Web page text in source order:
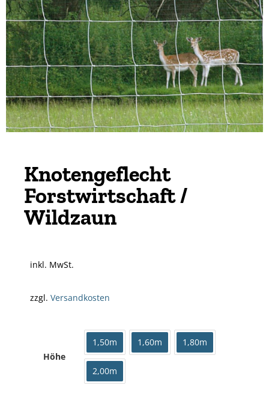
Knotengeflecht
Forstwirtschaft /
Wildzaun
inkl. MwSt.
zzgl. Versandkosten
Höhe
1,50m 1,60m 1,80m
2,00m